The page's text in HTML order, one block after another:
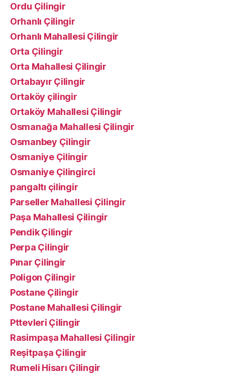
Ordu Çilingir
Orhanlı Çilingir
Orhanlı Mahallesi Çilingir
Orta Çilingir
Orta Mahallesi Çilingir
Ortabayır Çilingir
Ortaköy çilingir
Ortaköy Mahallesi Çilingir
Osmanağa Mahallesi Çilingir
Osmanbey Çilingir
Osmaniye Çilingir
Osmaniye Çilingirci
pangaltı çilingir
Parseller Mahallesi Çilingir
Paşa Mahallesi Çilingir
Pendik Çilingir
Perpa Çilingir
Pınar Çilingir
Poligon Çilingir
Postane Çilingir
Postane Mahallesi Çilingir
Pttevleri Çilingir
Rasimpaşa Mahallesi Çilingir
Reşitpaşa Çilingir
Rumeli Hisarı Çilingir